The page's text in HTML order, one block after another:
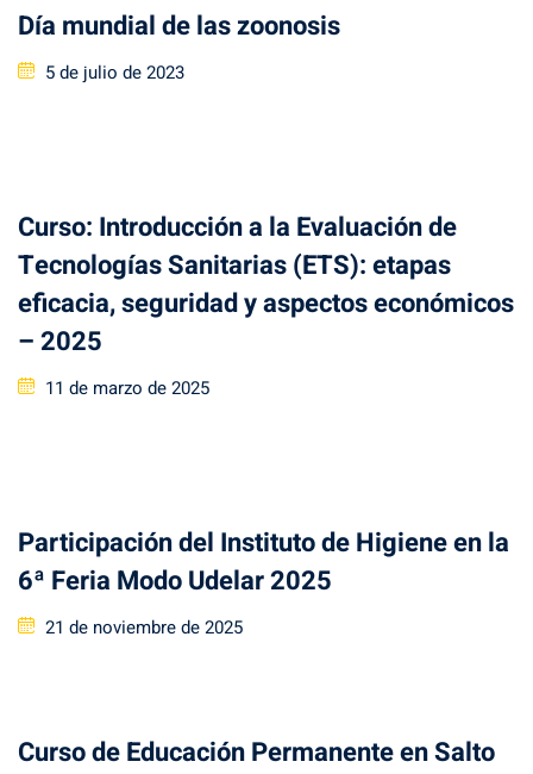
Día mundial de las zoonosis
Posted
5 de julio de 2023
Curso: Introducción a la Evaluación de
Tecnologías Sanitarias (ETS): etapas
eficacia, seguridad y aspectos económicos
– 2025
Posted
11 de marzo de 2025
Participación del Instituto de Higiene en la
6ª Feria Modo Udelar 2025
Posted
21 de noviembre de 2025
Curso de Educación Permanente en Salto